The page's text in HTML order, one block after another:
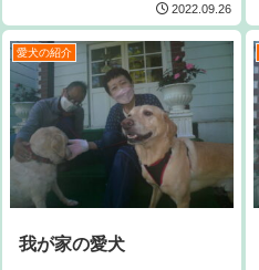
2022.09.26
愛犬の紹介
我が家の愛犬